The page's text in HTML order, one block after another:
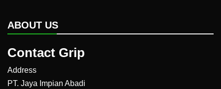
ABOUT US
Contact Grip
Address
PT. Jaya Impian Abadi